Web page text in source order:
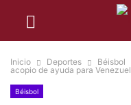
Inicio Deportes Béisbol
acopio de ayuda para
Béisbol